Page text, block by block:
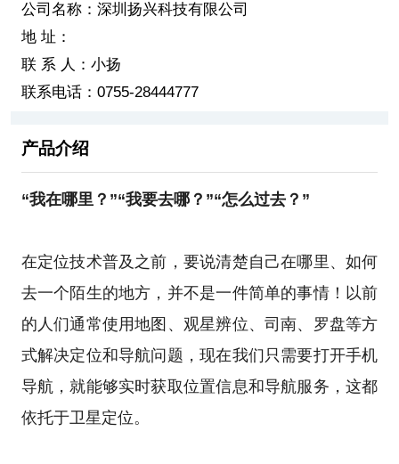
公司名称：深圳扬兴科技有限公司
地 址：
联 系 人：小扬
联系电话：0755-28444777
产品介绍
“我在哪里？”“我要去哪？”“怎么过去？”
在定位技术普及之前，要说清楚自己在哪里、如何
去一个陌生的地方，并不是一件简单的事情！以前
的人们通常使用地图、观星辨位、司南、罗盘等方
式解决定位和导航问题，现在我们只需要打开手机
导航，就能够实时获取位置信息和导航服务，这都
依托于卫星定位。